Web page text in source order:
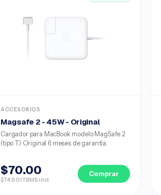
ACCESORIOS
Magsafe 2 - 45W - Original
Cargador para MacBook modelo MagSafe 2
(tipo T) Original 6 meses de garantía.
$70.00
$74.90 ITBMS incl.
Comprar